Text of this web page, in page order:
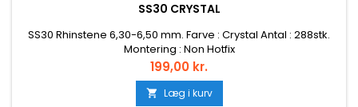
SS30 CRYSTAL
SS30 Rhinstene 6,30-6,50 mm. Farve : Crystal Antal : 288stk.
Montering : Non Hotfix
Pris
199,00 kr.
 Læg i kurv